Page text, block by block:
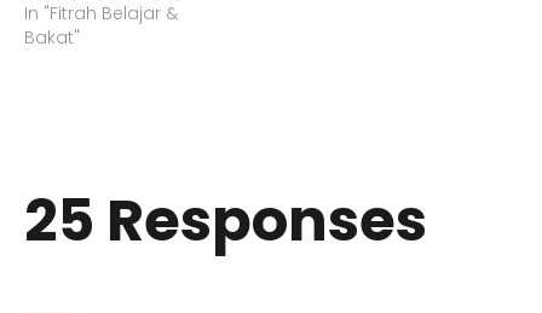
In "Fitrah Belajar &
Bakat"
25 Responses